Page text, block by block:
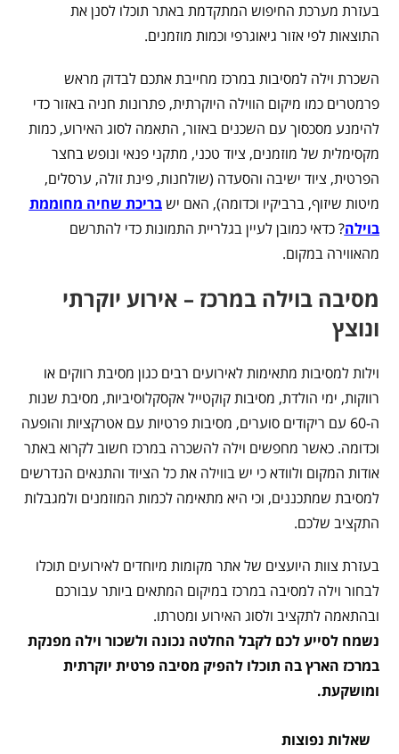
בעזרת מערכת החיפוש המתקדמת באתר תוכלו לסנן את
התוצאות לפי אזור גיאוגרפי וכמות מוזמנים.
השכרת וילה למסיבות במרכז מחייבת אתכם לבדוק מראש
פרמטרים כמו מיקום הווילה היוקרתית, פתרונות חניה באזור כדי
להימנע מסכסוך עם השכנים באזור, התאמה לסוג האירוע, כמות
מקסימלית של מוזמנים, ציוד טכני, מתקני פנאי ונופש בחצר
הפרטית, ציוד ישיבה והסעדה (שולחנות, פינת זולה, ערסלים,
מיטות שיזוף, ברביקיו וכדומה), האם ישבריכת שחיה מחוממת
בוילה? כדאי כמובן לעיין בגלריית התמונות כדי להתרשם
מהאווירה במקום.
מסיבה בוילה במרכז – אירוע יוקרתי
ונוצץ
וילות למסיבות מתאימות לאירועים רבים כגון מסיבת רווקים או
רווקות, ימי הולדת, מסיבות קוקטייל אקסקלוסיביות, מסיבת שנות
ה-60 עם ריקודים סוערים, מסיבות פרטיות עם אטרקציות והופעה
וכדומה. כאשר מחפשים וילה להשכרה במרכז חשוב לקרוא באתר
אודות המקום ולוודא כי יש בווילה את כל הציוד והתנאים הנדרשים
למסיבת שמתכננים, וכי היא מתאימה לכמות המוזמנים ולמגבלות
התקציב שלכם.
בעזרת צוות היועצים של אתר מקומות מיוחדים לאירועים תוכלו
לבחור וילה למסיבה במרכז במיקום המתאים ביותר עבורכם
ובהתאמה לתקציב ולסוג האירוע ומטרתו.
נשמח לסייע לכם לקבל החלטה נכונה ולשכור וילה מפנקת
במרכז הארץ בה תוכלו להפיק מסיבה פרטית יוקרתית
ומושקעת.
שאלות נפוצות